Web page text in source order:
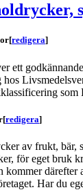
[redigera]
ett
[redigera]
av frukt, bär,
för eget bruk
Har du